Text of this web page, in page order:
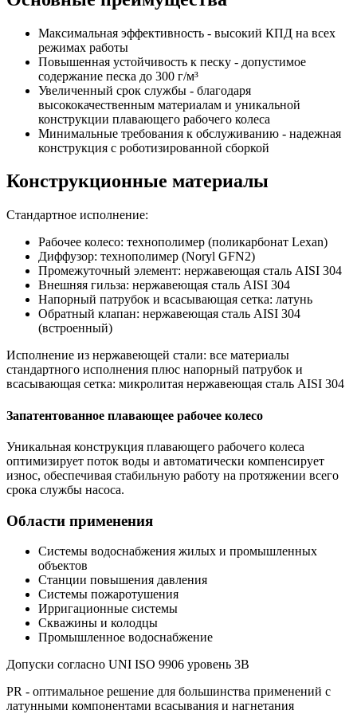
Максимальная эффективность - высокий КПД на всех
режимах работы
Повышенная устойчивость к песку - допустимое
содержание песка до 300 г/м³
Увеличенный срок службы - благодаря
высококачественным материалам и уникальной
конструкции плавающего рабочего колеса
Минимальные требования к обслуживанию - надежная
конструкция с роботизированной сборкой
Конструкционные материалы
Стандартное исполнение:
Рабочее колесо: технополимер (поликарбонат Lexan)
Диффузор: технополимер (Noryl GFN2)
Промежуточный элемент: нержавеющая сталь AISI 304
Внешняя гильза: нержавеющая сталь AISI 304
Напорный патрубок и всасывающая сетка: латунь
Обратный клапан: нержавеющая сталь AISI 304
(встроенный)
Исполнение из нержавеющей стали: все материалы
стандартного исполнения плюс напорный патрубок и
всасывающая сетка: микролитая нержавеющая сталь AISI 304
Запатентованное плавающее рабочее колесо
Уникальная конструкция плавающего рабочего колеса
оптимизирует поток воды и автоматически компенсирует
износ, обеспечивая стабильную работу на протяжении всего
срока службы насоса.
Области применения
Системы водоснабжения жилых и промышленных
объектов
Станции повышения давления
Системы пожаротушения
Ирригационные системы
Скважины и колодцы
Промышленное водоснабжение
Допуски согласно UNI ISO 9906 уровень 3B
PR - оптимальное решение для большинства применений с
латунными компонентами всасывания и нагнетания